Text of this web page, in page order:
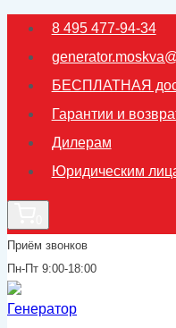
Перейти
содержимому
8 495 477-94-34
БЕСПЛАТНАЯ
Гарантии и
Дилерам
Юридическим
Приём звонков
Пн-Пт 9:00-18:00